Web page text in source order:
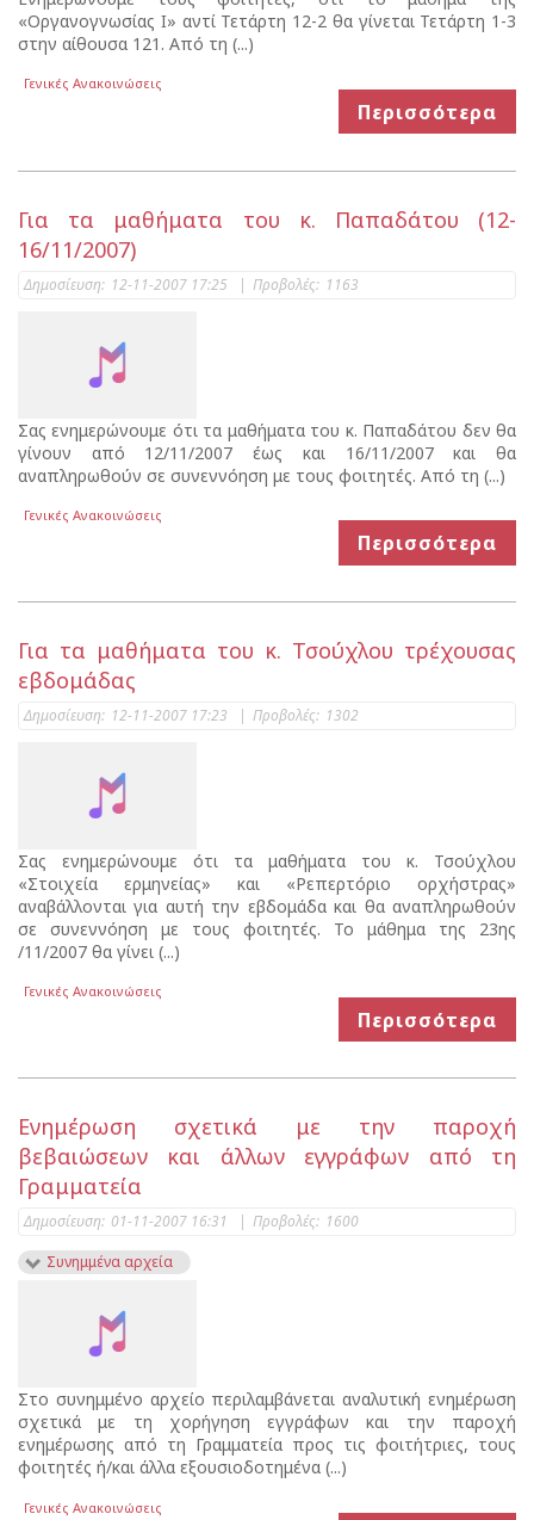
«Οργανογνωσίας I» αντί Τετάρτη 12-2 θα γίνεται Τετάρτη 1-3
στην αίθουσα 121. Από τη (...)
Γενικές Ανακοινώσεις
Περισσότερα
Για τα μαθήματα του κ. Παπαδάτου (12-
16/11/2007)
Δημοσίευση: 12-11-2007 17:25 | Προβολές: 1163
Σας ενημερώνουμε ότι τα μαθήματα του κ. Παπαδάτου δεν θα
γίνουν από 12/11/2007 έως και 16/11/2007 και θα
αναπληρωθούν σε συνεννόηση με τους φοιτητές. Από τη (...)
Γενικές Ανακοινώσεις
Περισσότερα
Για τα μαθήματα του κ. Τσούχλου τρέχουσας
εβδομάδας
Δημοσίευση: 12-11-2007 17:23 | Προβολές: 1302
Σας ενημερώνουμε ότι τα μαθήματα του κ. Τσούχλου
«Στοιχεία ερμηνείας» και «Ρεπερτόριο ορχήστρας»
αναβάλλονται για αυτή την εβδομάδα και θα αναπληρωθούν
σε συνεννόηση με τους φοιτητές. Το μάθημα της 23ης
/11/2007 θα γίνει (...)
Γενικές Ανακοινώσεις
Περισσότερα
Ενημέρωση σχετικά με την παροχή
βεβαιώσεων και άλλων εγγράφων από τη
Γραμματεία
Δημοσίευση: 01-11-2007 16:31 | Προβολές: 1600
Συνημμένα αρχεία
Στο συνημμένο αρχείο περιλαμβάνεται αναλυτική ενημέρωση
σχετικά με τη χορήγηση εγγράφων και την παροχή
ενημέρωσης από τη Γραμματεία προς τις φοιτήτριες, τους
φοιτητές ή/και άλλα εξουσιοδοτημένα (...)
Γενικές Ανακοινώσεις